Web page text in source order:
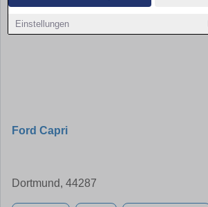
Einstellungen
Ford Capri
Dortmund, 44287